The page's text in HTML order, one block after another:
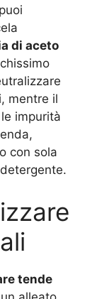
di aceto
mentre il
impurità
con sola
tende